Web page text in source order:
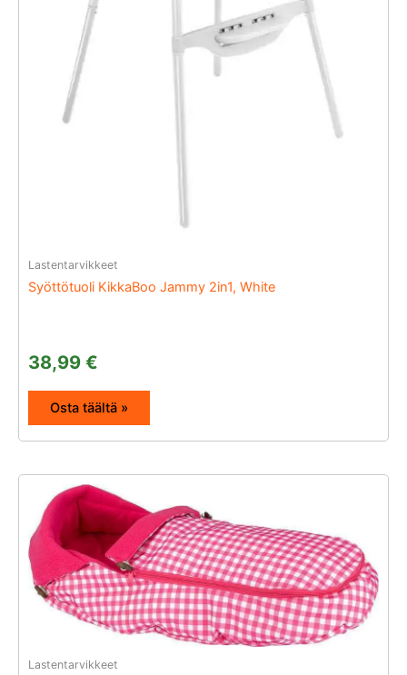
Lastentarvikkeet
Syöttötuoli KikkaBoo Jammy 2in1, White
38,99 €
Osta täältä »
Lastentarvikkeet